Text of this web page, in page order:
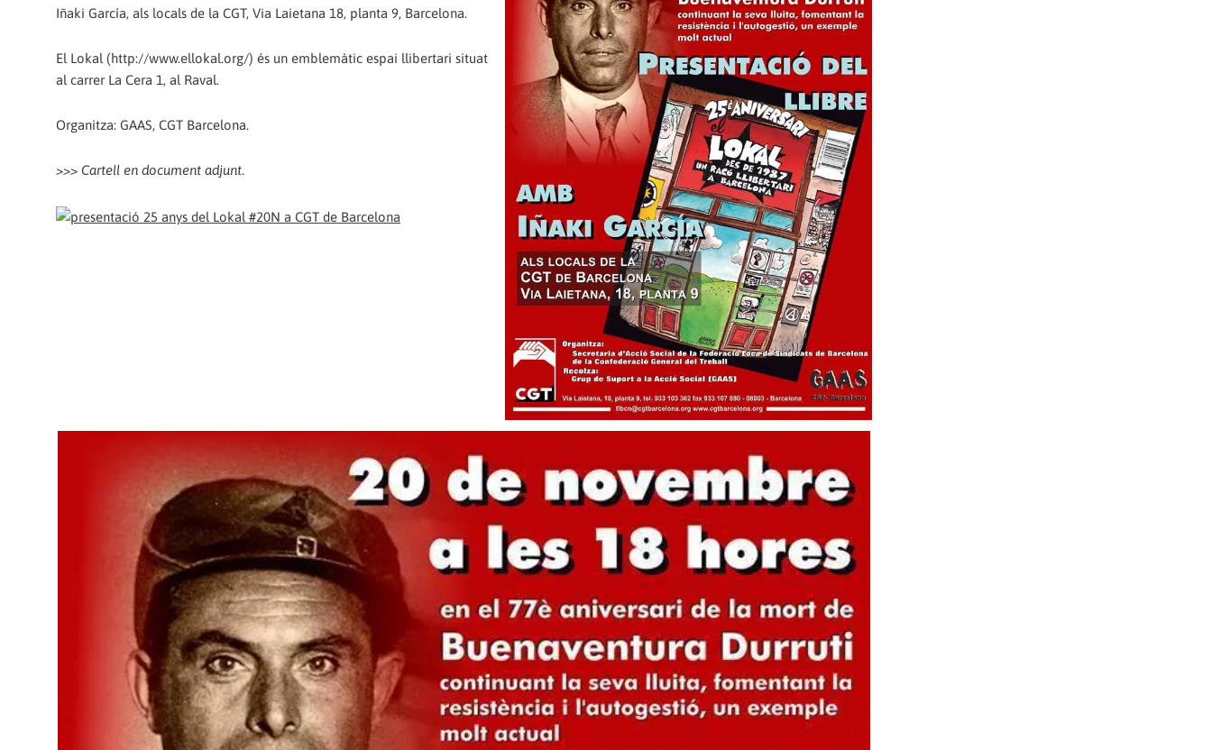
Iñaki García, als locals de la CGT, Via Laietana 18, planta 9, Barcelona.
El Lokal (http://www.ellokal.org/) és un emblemàtic espai llibertari situat
al carrer La Cera 1, al Raval.
Organitza: GAAS, CGT Barcelona.
>>> Cartell en document adjunt.